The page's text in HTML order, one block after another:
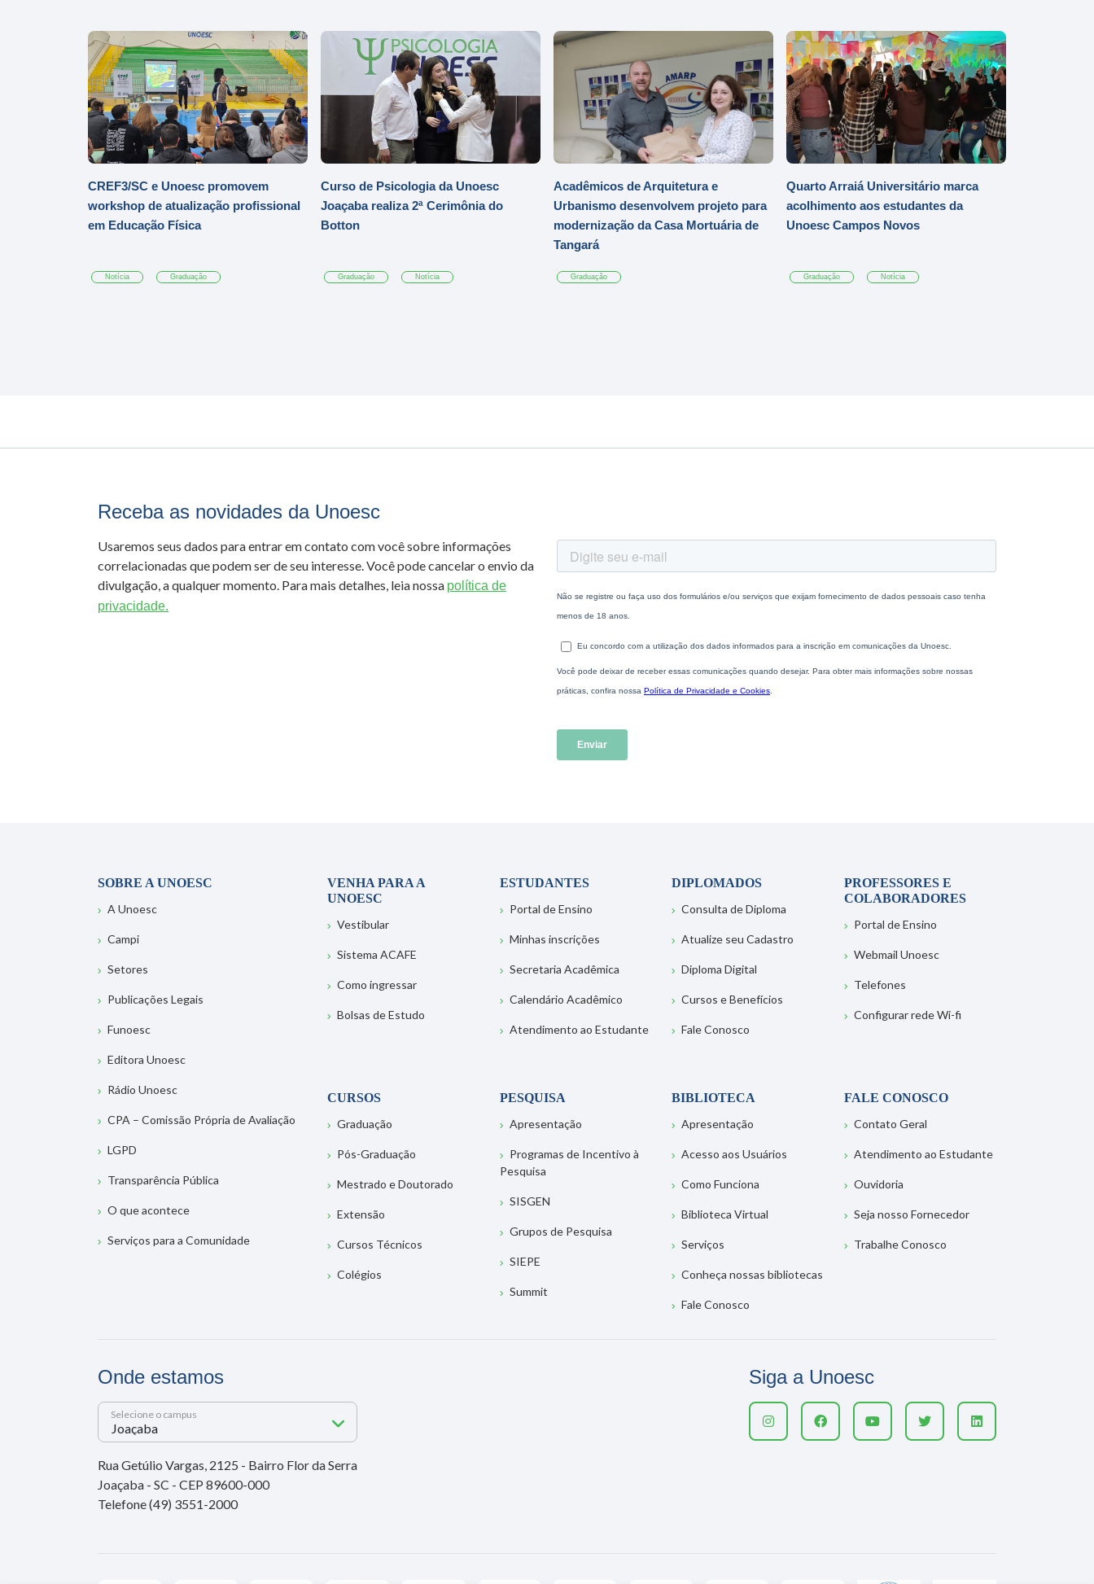
CREF3/SC e Unoesc promovem
workshop de atualização profissional
em Educação Física
Notícia Graduação
Curso de Psicologia da Unoesc
Joaçaba realiza 2ª Cerimônia do
Botton
Graduação Notícia
Acadêmicos de Arquitetura e
Urbanismo desenvolvem projeto para
modernização da Casa Mortuária de
Tangará
Graduação
Quarto Arraiá Universitário marca
acolhimento aos estudantes da
Unoesc Campos Novos
Graduação Notícia
Receba as novidades da Unoesc
Usaremos seus dados para entrar em contato com você sobre informações
correlacionadas que podem ser de seu interesse. Você pode cancelar o envio da
divulgação, a qualquer momento. Para mais detalhes, leia nossa política de
privacidade.
SOBRE A UNOESC
A Unoesc
Campi
Setores
Publicações Legais
Funoesc
Editora Unoesc
Rádio Unoesc
CPA – Comissão Própria de Avaliação
LGPD
Transparência Pública
O que acontece
Serviços para a Comunidade
VENHA PARA A
UNOESC
Vestibular
Sistema ACAFE
Como ingressar
Bolsas de Estudo
ESTUDANTES
Portal de Ensino
Minhas inscrições
Secretaria Acadêmica
Calendário Acadêmico
Atendimento ao Estudante
DIPLOMADOS
Consulta de Diploma
Atualize seu Cadastro
Diploma Digital
Cursos e Benefícios
Fale Conosco
PROFESSORES E
COLABORADORES
Portal de Ensino
Webmail Unoesc
Telefones
Configurar rede Wi-fi
CURSOS
Graduação
Pós-Graduação
Mestrado e Doutorado
Extensão
Cursos Técnicos
Colégios
PESQUISA
Apresentação
Programas de Incentivo à
Pesquisa
SISGEN
Grupos de Pesquisa
SIEPE
Summit
BIBLIOTECA
Apresentação
Acesso aos Usuários
Como Funciona
Biblioteca Virtual
Serviços
Conheça nossas bibliotecas
Fale Conosco
FALE CONOSCO
Contato Geral
Atendimento ao Estudante
Ouvidoria
Seja nosso Fornecedor
Trabalhe Conosco
Onde estamos
Selecione o campus
Rua Getúlio Vargas, 2125 - Bairro Flor da Serra
Joaçaba - SC - CEP 89600-000
Telefone (49) 3551-2000
Siga a Unoesc